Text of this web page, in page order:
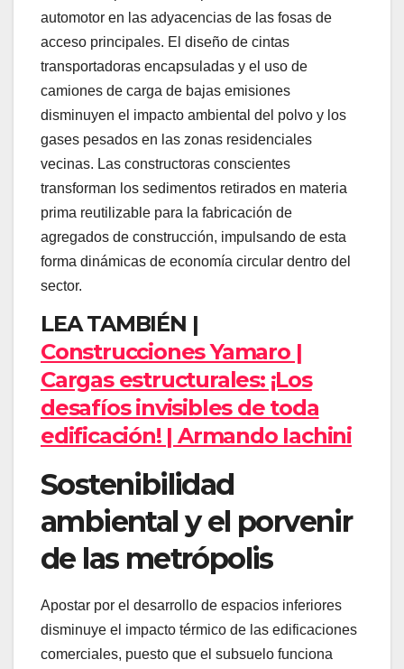
automotor en las adyacencias de las fosas de
acceso principales. El diseño de cintas
transportadoras encapsuladas y el uso de
camiones de carga de bajas emisiones
disminuyen el impacto ambiental del polvo y los
gases pesados en las zonas residenciales
vecinas. Las constructoras conscientes
transforman los sedimentos retirados en materia
prima reutilizable para la fabricación de
agregados de construcción, impulsando de esta
forma dinámicas de economía circular dentro del
sector.
LEA TAMBIÉN |
Construcciones Yamaro |
Cargas estructurales: ¡Los
desafíos invisibles de toda
edificación! | Armando Iachini
Sostenibilidad
ambiental y el porvenir
de las metrópolis
Apostar por el desarrollo de espacios inferiores
disminuye el impacto térmico de las edificaciones
comerciales, puesto que el subsuelo funciona